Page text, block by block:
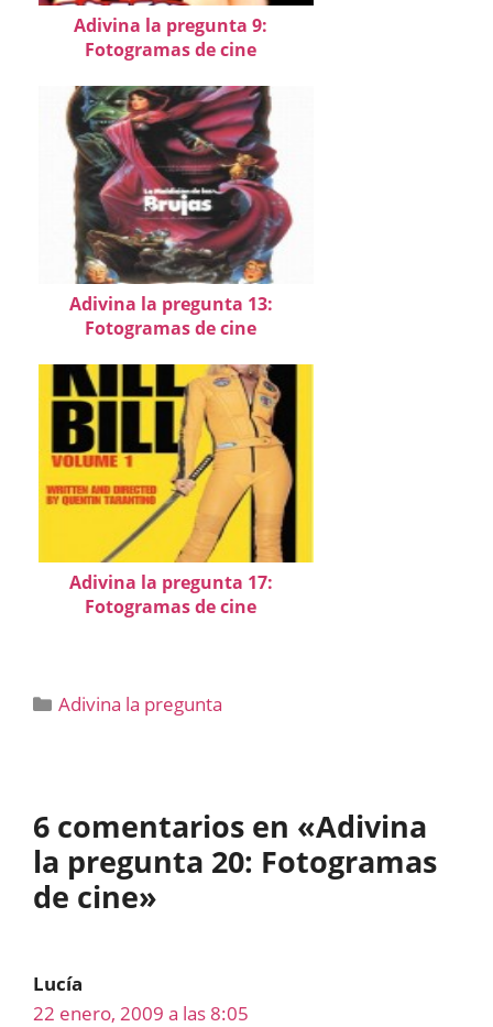
Adivina la pregunta 9:
Fotogramas de cine
Adivina la pregunta 13:
Fotogramas de cine
Adivina la pregunta 17:
Fotogramas de cine
Categorías
Adivina la pregunta
6 comentarios en «Adivina
la pregunta 20: Fotogramas
de cine»
Lucía
22 enero, 2009 a las 8:05